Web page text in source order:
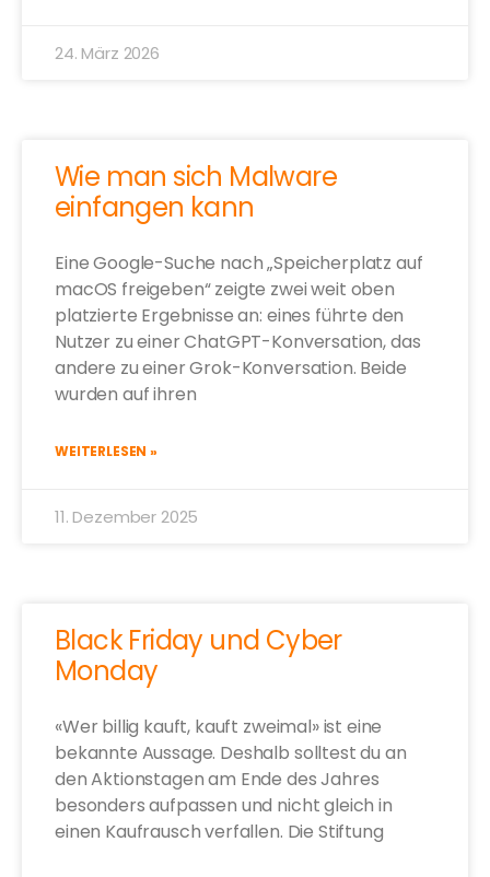
24. März 2026
Wie man sich Malware
einfangen kann
Eine Google-Suche nach „Speicherplatz auf
macOS freigeben“ zeigte zwei weit oben
platzierte Ergebnisse an: eines führte den
Nutzer zu einer ChatGPT-Konversation, das
andere zu einer Grok-Konversation. Beide
wurden auf ihren
WEITERLESEN »
11. Dezember 2025
Black Friday und Cyber
Monday
«Wer billig kauft, kauft zweimal» ist eine
bekannte Aussage. Deshalb solltest du an
den Aktionstagen am Ende des Jahres
besonders aufpassen und nicht gleich in
einen Kaufrausch verfallen. Die Stiftung